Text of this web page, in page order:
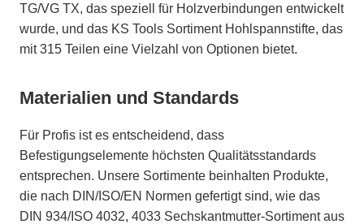
TG/VG TX, das speziell für Holzverbindungen entwickelt
wurde, und das KS Tools Sortiment Hohlspannstifte, das
mit 315 Teilen eine Vielzahl von Optionen bietet.
Materialien und Standards
Für Profis ist es entscheidend, dass
Befestigungselemente höchsten Qualitätsstandards
entsprechen. Unsere Sortimente beinhalten Produkte,
die nach DIN/ISO/EN Normen gefertigt sind, wie das
DIN 934/ISO 4032, 4033 Sechskantmutter-Sortiment aus